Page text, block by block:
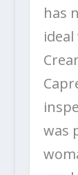
has
was